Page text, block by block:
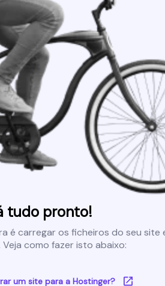
tudo pronto!
é carregar os ficheiros do seu site
Veja como fazer isto abaixo:
um site para a Hostinger?